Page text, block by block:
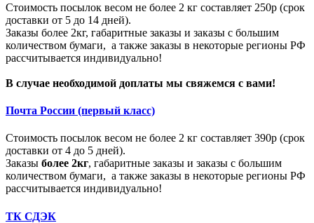
Стоимость посылок весом не более 2 кг составляет 250р (срок
доставки от 5 до 14 дней).
Заказы более 2кг, габаритные заказы и заказы с большим
количеством бумаги, а также заказы в некоторые регионы РФ
рассчитывается индивидуально!
В случае необходимой доплаты мы свяжемся с вами!
Почта России (первый класс)
Стоимость посылок весом не более 2 кг составляет 390р (срок
доставки от 4 до 5 дней).
Заказы более 2кг, габаритные заказы и заказы с большим
количеством бумаги, а также заказы в некоторые регионы РФ
рассчитывается индивидуально!
ТК СДЭК